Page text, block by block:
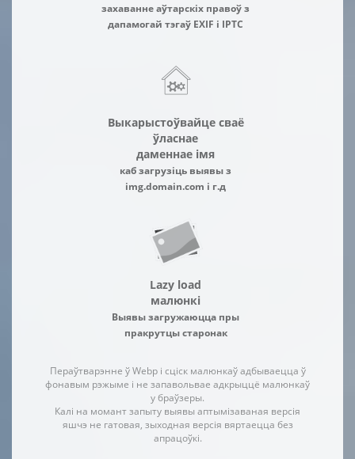
захаванне аўтарскіх правоў з
дапамогай тэгаў EXIF і IPTC
Выкарыстоўвайце сваё
ўласнае
даменнае імя
каб загрузіць выявы з
img.domain.com і г.д
Lazy load
малюнкі
Выявы загружаюцца пры
пракрутцы старонак
Пераўтварэнне ў Webp і сціск малюнкаў адбываецца ў
фонавым рэжыме і не запавольвае адкрыццё малюнкаў
у браўзеры.
Калі на момант запыту выявы аптымізаваная версія
яшчэ не гатовая, зыходная версія вяртаецца без
апрацоўкі.